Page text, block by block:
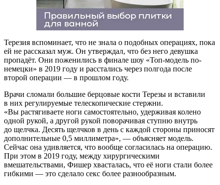
Терезия вспоминает, что не знала о подобных операциях, пока
ей не рассказал муж. Он утверждал, что без него девушка
пропадёт. Они поженились в финале шоу «Топ-модель по-
немецки» в 2019 году и расстались через полгода после
второй операции — в прошлом году.
Врачи сломали большие берцовые кости Терезы и вставили
в них регулируемые телескопические стержни.
«Вы растягиваете ноги самостоятельно, удерживая колено
одной рукой, а другой рукой поворачивая ступню внутрь
до щелчка. Десять щелчков в день с каждой стороны приносят
дополнительные 0,5 миллиметра», — объясняет модель.
Сейчас она удивляется, что вообще согласилась на операцию.
При этом в 2019 году, между хирургическими
вмешательствами, Фишер хвасталась, что её ноги стали более
гибкими — это сделало секс более разнообразным.